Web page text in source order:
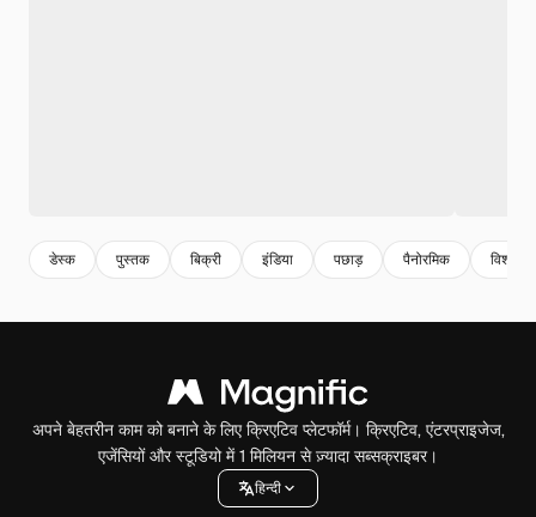
डेस्क पुस्तक बिक्री इंडिया पछाड़ पैनोरमिक
अपने बेहतरीन काम को बनाने के लिए क्रिएटिव प्लेटफॉर्म। क्रिएटिव, एंटरप्राइजेज,
एजेंसियों और स्टूडियो में 1 मिलियन से ज़्यादा सब्सक्राइबर।
हिन्दी